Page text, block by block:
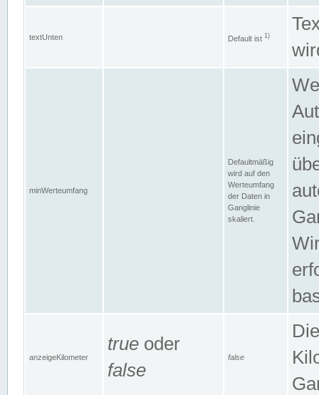
textUnten Default ist 1)
minWerteumfang
Defaultmäßig
wird auf den
Werteumfang
der Daten in
Ganglinie
skaliert.
anzeigeKilometer
true oder
false
false